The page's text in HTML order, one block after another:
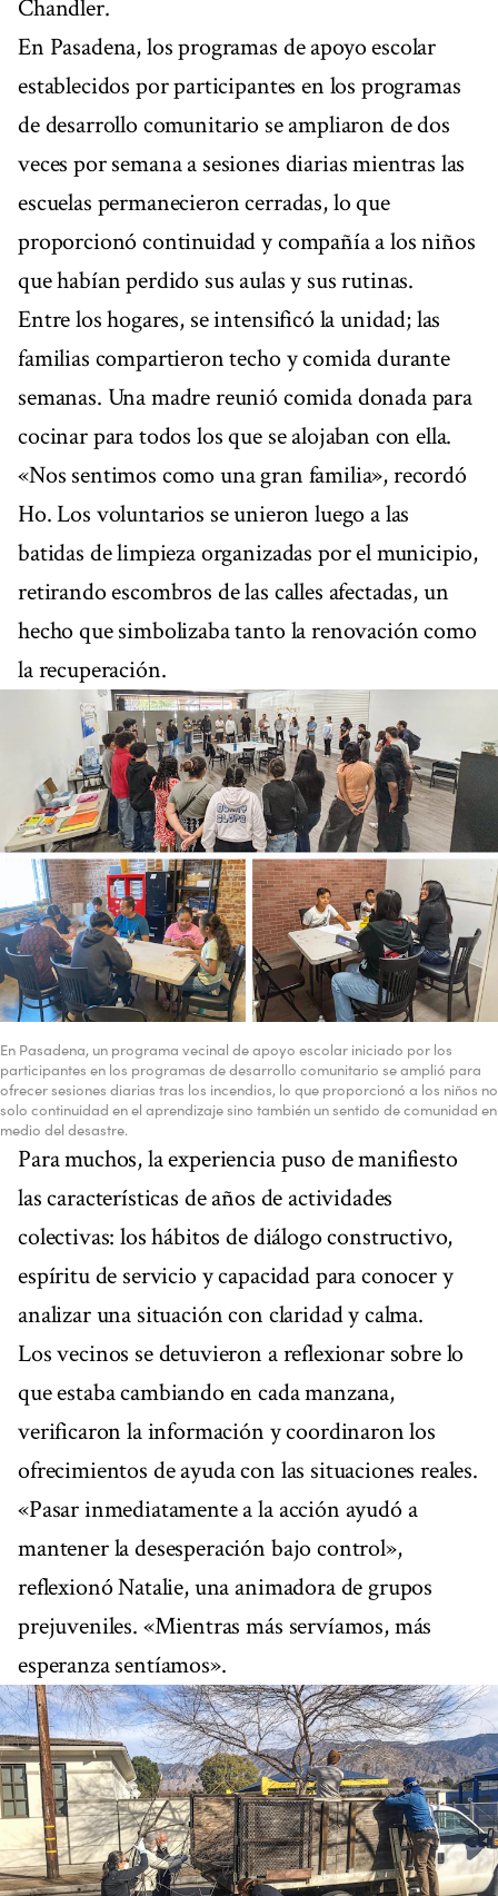
Chandler.
En Pasadena, los programas de apoyo escolar
establecidos por participantes en los programas
de desarrollo comunitario se ampliaron de dos
veces por semana a sesiones diarias mientras las
escuelas permanecieron cerradas, lo que
proporcionó continuidad y compañía a los niños
que habían perdido sus aulas y sus rutinas.
Entre los hogares, se intensificó la unidad; las
familias compartieron techo y comida durante
semanas. Una madre reunió comida donada para
cocinar para todos los que se alojaban con ella.
«Nos sentimos como una gran familia», recordó
Ho. Los voluntarios se unieron luego a las
batidas de limpieza organizadas por el municipio,
retirando escombros de las calles afectadas, un
hecho que simbolizaba tanto la renovación como
la recuperación.
En Pasadena, un programa vecinal de apoyo escolar iniciado por los
participantes en los programas de desarrollo comunitario se amplió para
ofrecer sesiones diarias tras los incendios, lo que proporcionó a los niños no
solo continuidad en el aprendizaje sino también un sentido de comunidad en
medio del desastre.
Para muchos, la experiencia puso de manifiesto
las características de años de actividades
colectivas: los hábitos de diálogo constructivo,
espíritu de servicio y capacidad para conocer y
analizar una situación con claridad y calma.
Los vecinos se detuvieron a reflexionar sobre lo
que estaba cambiando en cada manzana,
verificaron la información y coordinaron los
ofrecimientos de ayuda con las situaciones reales.
«Pasar inmediatamente a la acción ayudó a
mantener la desesperación bajo control»,
reflexionó Natalie, una animadora de grupos
prejuveniles. «Mientras más servíamos, más
esperanza sentíamos».